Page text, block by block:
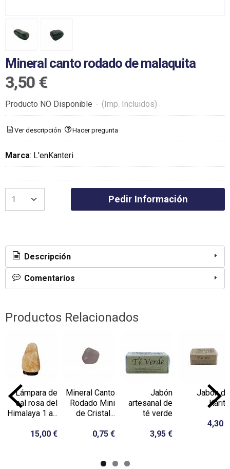
Mineral canto rodado de malaquita
3,50 €
Producto NO Disponible - (Imp. Incluidos)
Ver descripción Hacer pregunta
Marca: L'enKanteri
Pedir Información
Descripción
Comentarios
Productos Relacionados
Lámpara de
sal rosa del
Himalaya 1 a...
15,00 €
Mineral Canto
Rodado Mini
de Cristal...
0,75 €
Jabón
artesanal de
té verde
3,95 €
Jabón de
Karité
4,30 €